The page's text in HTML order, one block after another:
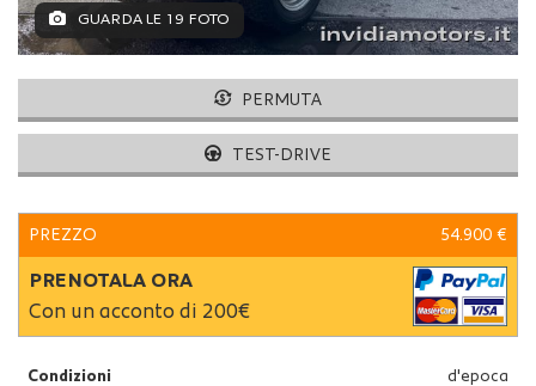
GUARDA LE 19 FOTO
PERMUTA
TEST-DRIVE
PREZZO 54.900 €
PRENOTALA ORA
Con un acconto di 200€
Condizioni d'epoca